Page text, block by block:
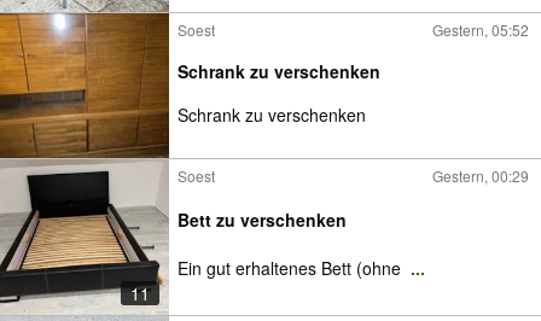
Soest Gestern, 05:52
Schrank zu verschenken
Schrank zu verschenken
11
Soest Gestern, 00:29
Bett zu verschenken
Ein gut erhaltenes Bett (ohne ...